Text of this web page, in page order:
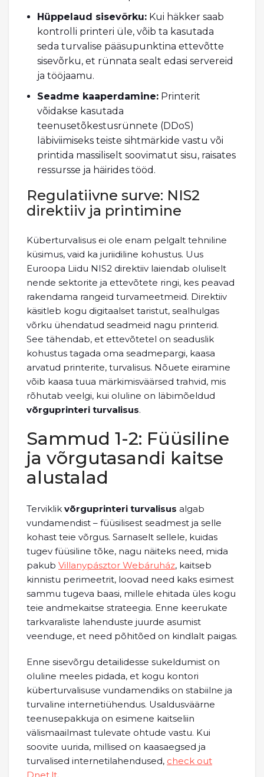
Hüppelaud sisevõrku: Kui häkker saab
kontrolli printeri üle, võib ta kasutada
seda turvalise pääsupunktina ettevõtte
sisevõrku, et rünnata sealt edasi servereid
ja tööjaamu.
Seadme kaaperdamine: Printerit
võidakse kasutada
teenusetõkestusrünnete (DDoS)
läbiviimiseks teiste sihtmärkide vastu või
printida massiliselt soovimatut sisu, raisates
ressursse ja häirides tööd.
Regulatiivne surve: NIS2
direktiiv ja printimine
Küberturvalisus ei ole enam pelgalt tehniline
küsimus, vaid ka juriidiline kohustus. Uus
Euroopa Liidu NIS2 direktiiv laiendab oluliselt
nende sektorite ja ettevõtete ringi, kes peavad
rakendama rangeid turvameetmeid. Direktiiv
käsitleb kogu digitaalset taristut, sealhulgas
võrku ühendatud seadmeid nagu printerid.
See tähendab, et ettevõtetel on seaduslik
kohustus tagada oma seadmepargi, kaasa
arvatud printerite, turvalisus. Nõuete eiramine
võib kaasa tuua märkimisväärsed trahvid, mis
rõhutab veelgi, kui oluline on läbimõeldud
võrguprinteri turvalisus.
Sammud 1-2: Füüsiline
ja võrgutasandi kaitse
alustalad
Terviklik võrguprinteri turvalisus algab
vundamendist – füüsilisest seadmest ja selle
kohast teie võrgus. Sarnaselt sellele, kuidas
tugev füüsiline tõke, nagu näiteks need, mida
pakub Villanypásztor Webáruház, kaitseb
kinnistu perimeetrit, loovad need kaks esimest
sammu tugeva baasi, millele ehitada üles kogu
teie andmekaitse strateegia. Enne keerukate
tarkvaraliste lahenduste juurde asumist
veenduge, et need põhitõed on kindlalt paigas.
Enne sisevõrgu detailidesse sukeldumist on
oluline meeles pidada, et kogu kontori
küberturvalisuse vundamendiks on stabiilne ja
turvaline internetiühendus. Usaldusväärne
teenusepakkuja on esimene kaitseliin
välismaailmast tulevate ohtude vastu. Kui
soovite uurida, millised on kaasaegsed ja
turvalised internetilahendused, check out